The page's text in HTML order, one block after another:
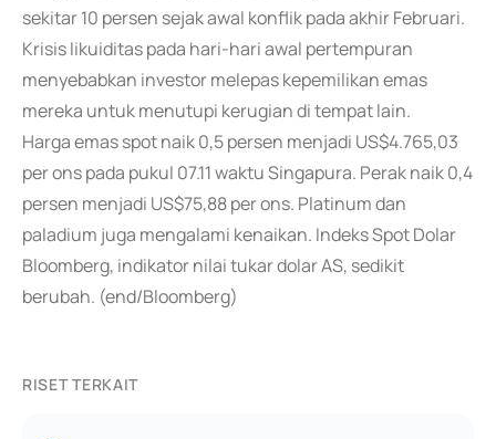
sekitar 10 persen sejak awal konflik pada akhir Februari.
Krisis likuiditas pada hari-hari awal pertempuran
menyebabkan investor melepas kepemilikan emas
mereka untuk menutupi kerugian di tempat lain.
Harga emas spot naik 0,5 persen menjadi US$4.765,03
per ons pada pukul 07.11 waktu Singapura. Perak naik 0,4
persen menjadi US$75,88 per ons. Platinum dan
paladium juga mengalami kenaikan. Indeks Spot Dolar
Bloomberg, indikator nilai tukar dolar AS, sedikit
berubah. (end/Bloomberg)
RISET TERKAIT